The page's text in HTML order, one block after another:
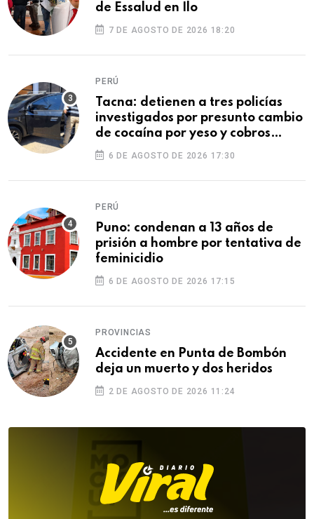
de Essalud en Ilo
7 DE AGOSTO DE 2026 18:20
PERÚ
Tacna: detienen a tres policías
investigados por presunto cambio
de cocaína por yeso y cobros
ilegales
6 DE AGOSTO DE 2026 17:30
PERÚ
Puno: condenan a 13 años de
prisión a hombre por tentativa de
feminicidio
6 DE AGOSTO DE 2026 17:15
PROVINCIAS
Accidente en Punta de Bombón
deja un muerto y dos heridos
2 DE AGOSTO DE 2026 11:24